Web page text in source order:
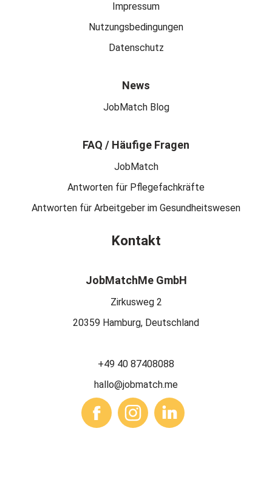
Impressum
Nutzungsbedingungen
Datenschutz
News
JobMatch Blog
FAQ / Häufige Fragen
JobMatch
Antworten für Pflegefachkräfte
Antworten für Arbeitgeber im Gesundheitswesen
Kontakt
JobMatchMe GmbH
Zirkusweg 2
20359 Hamburg, Deutschland
+49 40 87408088
hallo@jobmatch.me